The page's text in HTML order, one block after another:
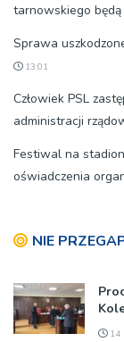
tarnowskiego będą
Sprawa
13:01
Człowiek PSL
administracji
Festiwal na
oświadczenia
NIE
14